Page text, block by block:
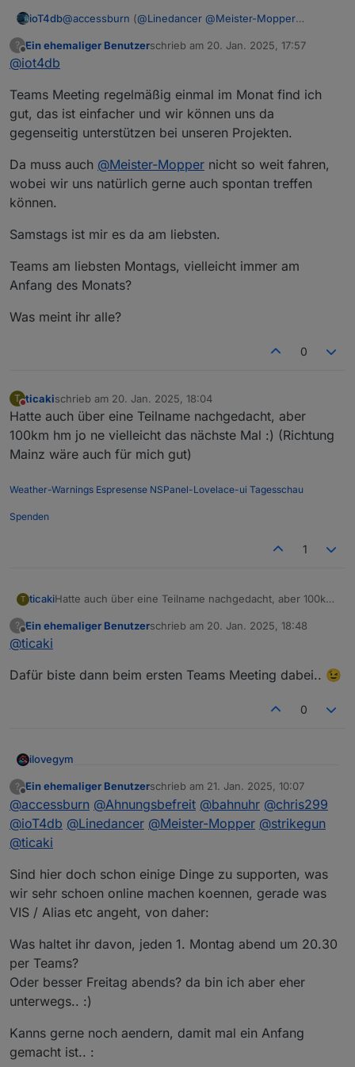
ioT4db@accessburn (@Linedancer @Meister-Mopper
hier mal meine Gedanken
Bad Homburg ist ok für mich (wäre aber auch
ich denk Wochenende oder Freitag sollte es sein
keine Ahnung in welchem Rhythmus man es mal
Termine vor Ort ist nicht einfach, deshalb vlt. noch
vlt versucht man vor Ort 1-2x im Jahr und parallel
z.B. jeden 1. Mittwoch im Monat (wie gesagt nur 1
mal ein Thema raussuchen und darüber
Räume/Funktionen oder oder oder, Themen gibts
viel)
?
Offline
Ein ehemaliger Benutzerschrieb am 20. Jan. 2025, 17:57
zuletzt editiert von
@iot4db
Teams Meeting regelmäßig einmal im Monat find ich
gut, das ist einfacher und wir können uns da
gegenseitig unterstützen bei unseren Projekten.
Da muss auch @Meister-Mopper nicht so weit fahren,
wobei wir uns natürlich gerne auch spontan treffen
können.
Samstags ist mir es da am liebsten.
Teams am liebsten Montags, vielleicht immer am
Anfang des Monats?
Was meint ihr alle?
0
T
Nicht stören
ticakischrieb am 20. Jan. 2025, 18:04
zuletzt editiert von
Hatte auch über eine Teilname nachgedacht, aber
100km hm jo ne vielleicht das nächste Mal :) (Richtung
Mainz wäre auch für mich gut)
Weather-Warnings Espresense NSPanel-Lovelace-ui Tagesschau
Spenden
1
T ticakiHatte auch über eine Teilname nachgedacht, aber 100km
wäre auch für mich gut)
?
Offline
Ein ehemaliger Benutzerschrieb am 20. Jan. 2025, 18:48
zuletzt editiert von
@ticaki
Dafür biste dann beim ersten Teams Meeting dabei.. 😉
0
ilovegym
Willkommen beim Stammtisch im Raum Rhein-Main-
Hessen
? Ein ehemaliger Benutzerschrieb am 21. Jan. 2025, 10:07
zuletzt editiert von
@accessburn @Ahnungsbefreit @bahnuhr @chris299
@ioT4db @Linedancer @Meister-Mopper @strikegun
@ticaki
Sind hier doch schon einige Dinge zu supporten, was
wir sehr schoen online machen koennen, gerade was
VIS / Alias etc angeht, von daher:
Was haltet ihr davon, jeden 1. Montag abend um 20.30
per Teams?
Oder besser Freitag abends? da bin ich aber eher
unterwegs.. :)
Kanns gerne noch aendern, damit mal ein Anfang
gemacht ist.. :